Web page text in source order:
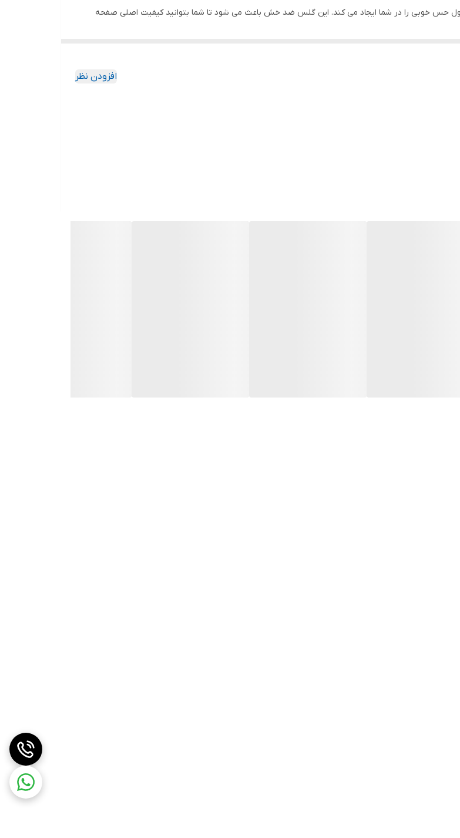
حس خوبی را در شما ایجاد می کند. این گلس ضد خش باعث می شود تا شما بتوانید کیفیت اصلی صفحه
افزودن نظر